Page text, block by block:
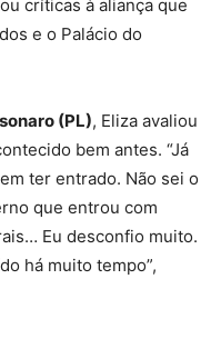
críticas à aliança que
e o Palácio do
(PL), Eliza avaliou
bem antes. “Já
ter entrado. Não sei o
que entrou com
Eu desconfio muito.
há muito tempo”,